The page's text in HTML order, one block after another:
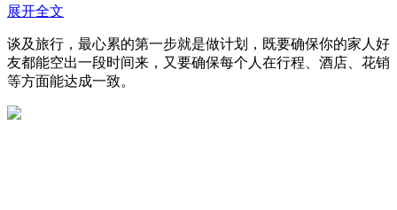
展开全文
谈及旅行，最心累的第一步就是做计划，既要确保你的家人好
友都能空出一段时间来，又要确保每个人在行程、酒店、花销
等方面能达成一致。